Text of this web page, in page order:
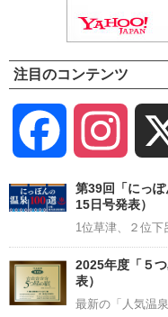
注目のコンテンツ
Facebook
第39回「にっ
15日号発表）
1位草津、２位下
2025年度「５
表）
最新の「人気温